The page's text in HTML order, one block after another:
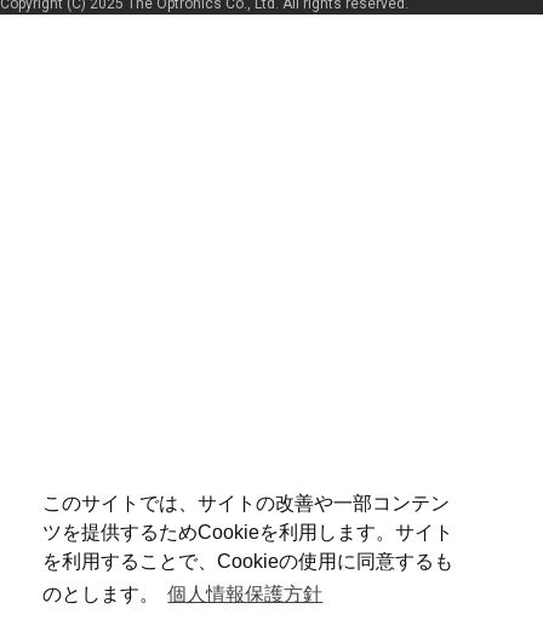
このサイトでは、サイトの改善や一部コンテン
ツを提供するためCookieを利用します。サイト
を利用することで、Cookieの使用に同意するも
のとします。
個人情報保護方針
Copyright (C) 2025 The Optronics Co., Ltd. All rights reserved.